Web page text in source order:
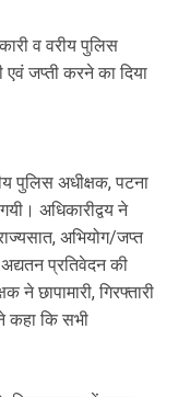
व वरीय पुलिस
एवं जप्ती करने का दिया
पुलिस अधीक्षक, पटना
गयी। अधिकारीद्वय ने
अभियोग/जप्त
प्रतिवेदन की
ने छापामारी, गिरफ्तारी
कहा कि सभी